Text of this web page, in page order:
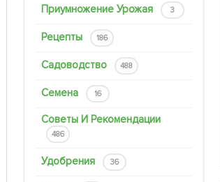
Приумножение Урожая 3
Рецепты 186
Садоводство 488
Семена 16
Советы И Рекомендации
486
Удобрения 36